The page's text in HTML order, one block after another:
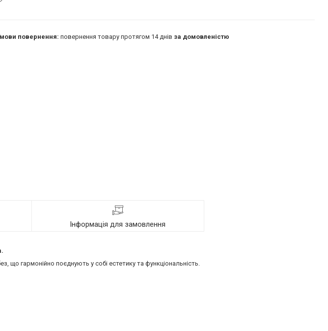
повернення товару протягом 14 днів за домовленістю
Інформація для замовлення
що гармонійно поєднують у собі естетику та функціональність.